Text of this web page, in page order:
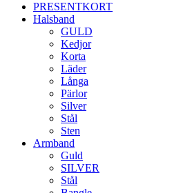
PRESENTKORT
Halsband
GULD
Kedjor
Korta
Läder
Långa
Pärlor
Silver
Stål
Sten
Armband
Guld
SILVER
Stål